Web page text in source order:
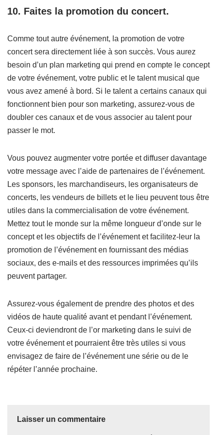
10. Faites la promotion du concert.
Comme tout autre événement, la promotion de votre
concert sera directement liée à son succès. Vous aurez
besoin d’un plan marketing qui prend en compte le concept
de votre événement, votre public et le talent musical que
vous avez amené à bord. Si le talent a certains canaux qui
fonctionnent bien pour son marketing, assurez-vous de
doubler ces canaux et de vous associer au talent pour
passer le mot.
Vous pouvez augmenter votre portée et diffuser davantage
votre message avec l’aide de partenaires de l’événement.
Les sponsors, les marchandiseurs, les organisateurs de
concerts, les vendeurs de billets et le lieu peuvent tous être
utiles dans la commercialisation de votre événement.
Mettez tout le monde sur la même longueur d’onde sur le
concept et les objectifs de l’événement et facilitez-leur la
promotion de l’événement en fournissant des médias
sociaux, des e-mails et des ressources imprimées qu’ils
peuvent partager.
Assurez-vous également de prendre des photos et des
vidéos de haute qualité avant et pendant l’événement.
Ceux-ci deviendront de l’or marketing dans le suivi de
votre événement et pourraient être très utiles si vous
envisagez de faire de l’événement une série ou de le
répéter l’année prochaine.
Laisser un commentaire